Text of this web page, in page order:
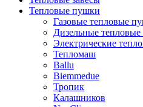
Тепловые пушки
Газовые тепловые
Дизельные
Электрические
Тепломаш
Ballu
Biemmedue
Тропик
Калашников